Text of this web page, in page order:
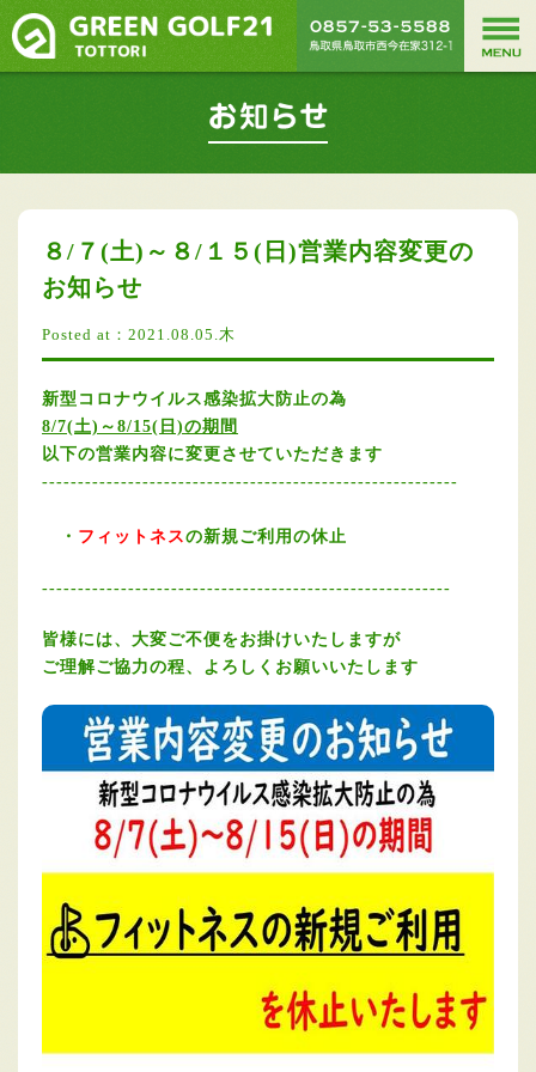
８/７(土)～８/１５(日)営業内容変更の
お知らせ
Posted at：2021.08.05.木
新型コロナウイルス感染拡大防止の為
8/7(土)～8/15(日)の期間
以下の営業内容に変更させていただきます
‐‐‐‐‐‐‐‐‐‐‐‐‐‐‐‐‐‐‐‐‐‐‐‐‐‐‐‐‐‐‐‐‐‐‐‐‐‐‐‐‐‐‐‐‐‐‐‐‐‐‐‐‐‐‐‐‐‐
・ フィットネスの新規ご利用の休止
‐‐‐‐‐‐‐‐‐‐‐‐‐‐‐‐‐‐‐‐‐‐‐‐‐‐‐‐‐‐‐‐‐‐‐‐‐‐‐‐‐‐‐‐‐‐‐‐‐‐‐‐‐‐‐‐‐
皆様には、大変ご不便をお掛けいたしますが
ご理解ご協力の程、よろしくお願いいたします